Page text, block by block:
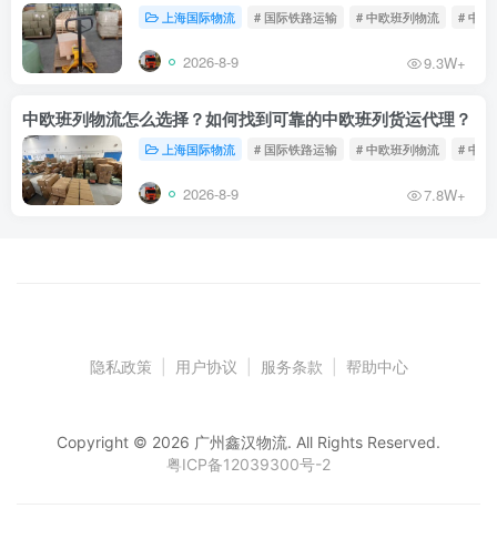
上海国际物流 # 国际铁路运输 # 中欧班列物流 # 中欧
2026-8-9 9.3W+
中欧班列物流怎么选择？如何找到可靠的中欧班列货运代理？
上海国际物流 # 国际铁路运输 # 中欧班列物流 # 中欧
2026-8-9 7.8W+
隐私政策 用户协议 服务条款 帮助中心
Copyright © 2026 广州鑫汉物流. All Rights Reserved.
粤ICP备12039300号-2